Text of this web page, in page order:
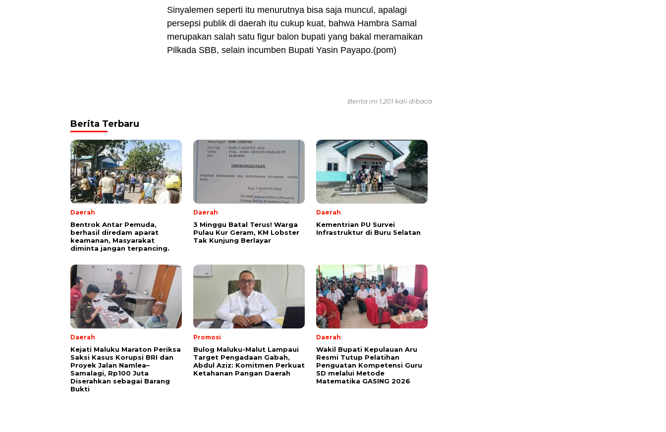
Sinyalemen seperti itu menurutnya bisa saja muncul, apalagi
persepsi publik di daerah itu cukup kuat, bahwa Hambra Samal
merupakan salah satu figur balon bupati yang bakal meramaikan
Pilkada SBB, selain incumben Bupati Yasin Payapo.(pom)
Berita ini 1,201 kali dibaca
Berita Terbaru
Daerah
Bentrok Antar Pemuda,
berhasil diredam aparat
keamanan, Masyarakat
diminta jangan terpancing.
Daerah
3 Minggu Batal Terus! Warga
Pulau Kur Geram, KM Lobster
Tak Kunjung Berlayar
Daerah
Kementrian PU Survei
Infrastruktur di Buru Selatan
Daerah
Kejati Maluku Maraton Periksa
Saksi Kasus Korupsi BRI dan
Proyek Jalan Namlea–
Samalagi, Rp100 Juta
Diserahkan sebagai Barang
Bukti
Promosi
Bulog Maluku-Malut Lampaui
Target Pengadaan Gabah,
Abdul Aziz: Komitmen Perkuat
Ketahanan Pangan Daerah
Daerah
Wakil Bupati Kepulauan Aru
Resmi Tutup Pelatihan
Penguatan Kompetensi Guru
SD melalui Metode
Matematika GASING 2026